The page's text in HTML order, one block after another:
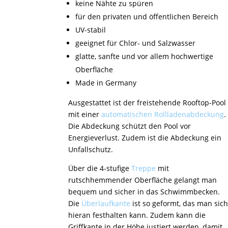
keine Nähte zu spüren
für den privaten und öffentlichen Bereich
UV-stabil
geeignet für Chlor- und Salzwasser
glatte, sanfte und vor allem hochwertige
Oberfläche
Made in Germany
Ausgestattet ist der freistehende Rooftop-Pool
mit einer automatischen Rollladenabdeckung.
Die Abdeckung schützt den Pool vor
Energieverlust. Zudem ist die Abdeckung ein
Unfallschutz.
Über die 4-stufigeTreppe mit
rutschhemmender Oberfläche gelangt man
bequem und sicher in das Schwimmbecken.
Die Überlaufkante ist so geformt, das man sich
hieran festhalten kann. Zudem kann die